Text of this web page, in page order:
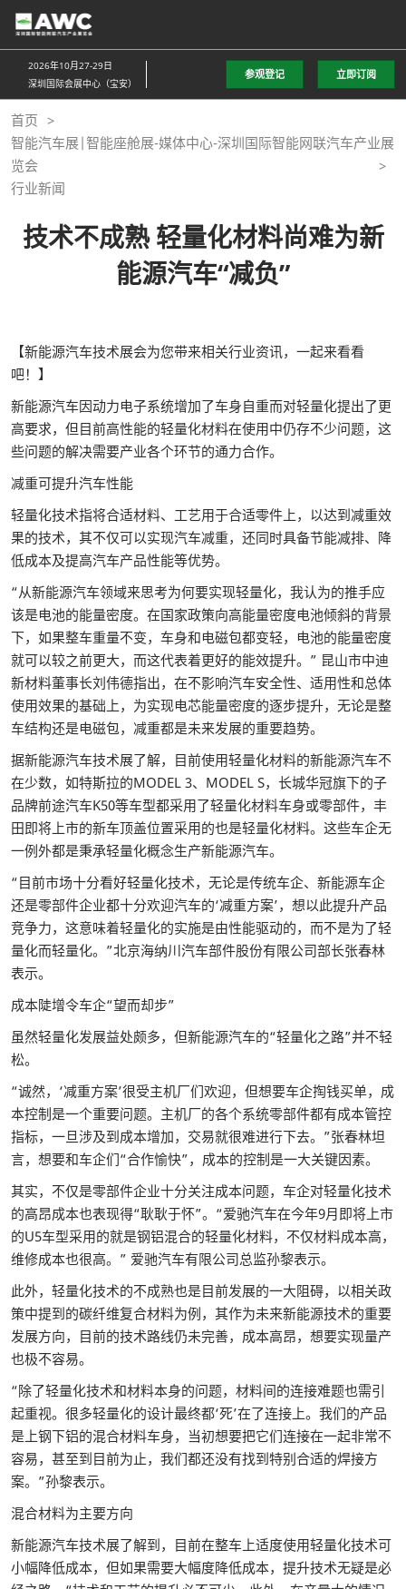
直
接
跳
至
内
容
2026年10月27-29日
深圳国际会展中心（宝安）
参观登记 立即订阅
首页
智能汽车展|智能座舱展-媒体中心-深圳国际智能网联汽车产业展
览会
行业新闻
技术不成熟 轻量化材料尚难为新
能源汽车“减负”
【新能源汽车技术展会为您带来相关行业资讯，一起来看看
吧！】
新能源汽车因动力电子系统增加了车身自重而对轻量化提出了更
高要求，但目前高性能的轻量化材料在使用中仍存不少问题，这
些问题的解决需要产业各个环节的通力合作。
减重可提升汽车性能
轻量化技术指将合适材料、工艺用于合适零件上，以达到减重效
果的技术，其不仅可以实现汽车减重，还同时具备节能减排、降
低成本及提高汽车产品性能等优势。
“从新能源汽车领域来思考为何要实现轻量化，我认为的推手应
该是电池的能量密度。在国家政策向高能量密度电池倾斜的背景
下，如果整车重量不变，车身和电磁包都变轻，电池的能量密度
就可以较之前更大，而这代表着更好的能效提升。” 昆山市中迪
新材料董事长刘伟德指出，在不影响汽车安全性、适用性和总体
使用效果的基础上，为实现电芯能量密度的逐步提升，无论是整
车结构还是电磁包，减重都是未来发展的重要趋势。
据新能源汽车技术展了解，目前使用轻量化材料的新能源汽车不
在少数，如特斯拉的MODEL 3、MODEL S，长城华冠旗下的子
品牌前途汽车K50等车型都采用了轻量化材料车身或零部件，丰
田即将上市的新车顶盖位置采用的也是轻量化材料。这些车企无
一例外都是秉承轻量化概念生产新能源汽车。
“目前市场十分看好轻量化技术，无论是传统车企、新能源车企
还是零部件企业都十分欢迎汽车的‘减重方案’，想以此提升产品
竞争力，这意味着轻量化的实施是由性能驱动的，而不是为了轻
量化而轻量化。”北京海纳川汽车部件股份有限公司部长张春林
表示。
成本陡增令车企“望而却步”
虽然轻量化发展益处颇多，但新能源汽车的“轻量化之路”并不轻
松。
“诚然，‘减重方案’很受主机厂们欢迎，但想要车企掏钱买单，成
本控制是一个重要问题。主机厂的各个系统零部件都有成本管控
指标，一旦涉及到成本增加，交易就很难进行下去。”张春林坦
言，想要和车企们“合作愉快”，成本的控制是一大关键因素。
其实，不仅是零部件企业十分关注成本问题，车企对轻量化技术
的高昂成本也表现得“耿耿于怀”。“爱驰汽车在今年9月即将上市
的U5车型采用的就是钢铝混合的轻量化材料，不仅材料成本高，
维修成本也很高。” 爱驰汽车有限公司总监孙黎表示。
此外，轻量化技术的不成熟也是目前发展的一大阻碍，以相关政
策中提到的碳纤维复合材料为例，其作为未来新能源技术的重要
发展方向，目前的技术路线仍未完善，成本高昂，想要实现量产
也极不容易。
“除了轻量化技术和材料本身的问题，材料间的连接难题也需引
起重视。很多轻量化的设计最终都‘死’在了连接上。我们的产品
是上钢下铝的混合材料车身，当初想要把它们连接在一起非常不
容易，甚至到目前为止，我们都还没有找到特别合适的焊接方
案。”孙黎表示。
混合材料为主要方向
新能源汽车技术展了解到，目前在整车上适度使用轻量化技术可
小幅降低成本，但如果需要大幅度降低成本，提升技术无疑是必